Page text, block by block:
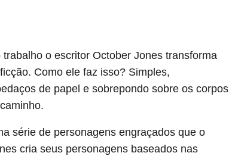
o escritor October Jones transforma
Como ele faz isso? Simples,
de papel e sobrepondo sobre os corpos
série de personagens engraçados que o
cria seus personagens baseados nas